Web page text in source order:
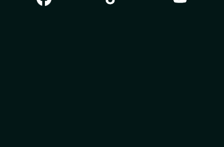
món quà tặng những người yêu quý của bạn thay cho những lời